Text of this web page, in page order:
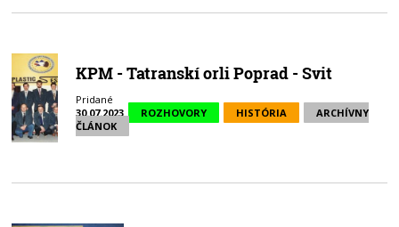
KPM - Tatranskí orli Poprad - Svit
Pridané
30.07.2023
ROZHOVORY HISTÓRIA
ARCHÍVNY
ČLÁNOK